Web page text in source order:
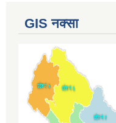
GIS नक्सा